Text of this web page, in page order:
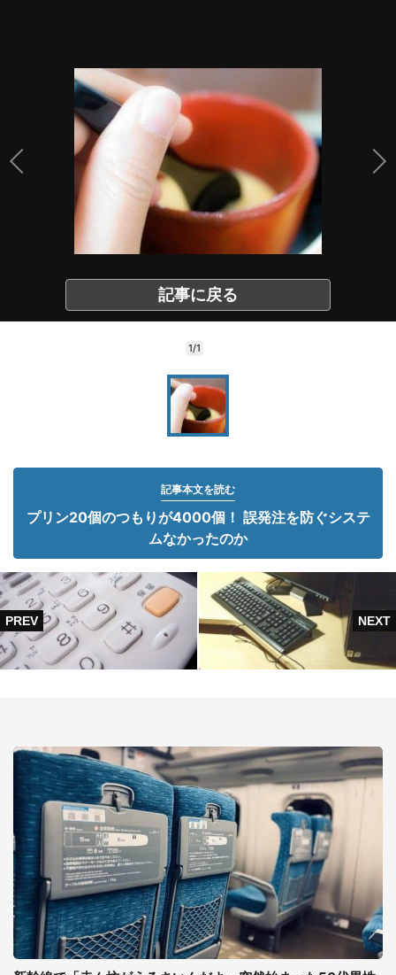
記事に戻る
1/1
記事本文を読む
プリン20個のつもりが4000個！ 誤発注を防ぐシステ
ムなかったのか